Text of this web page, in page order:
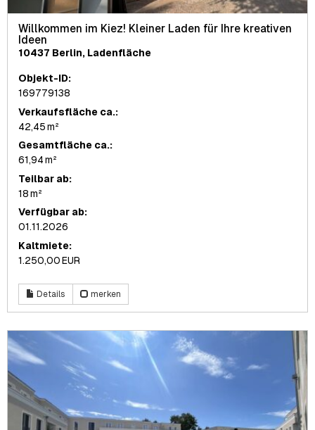
Willkommen im Kiez! Kleiner Laden für Ihre kreativen
Ideen
10437 Berlin, Ladenfläche
Objekt-ID:
169779138
Verkaufsfläche ca.:
42,45 m²
Gesamtfläche ca.:
61,94 m²
Teilbar ab:
18 m²
Verfügbar ab:
01.11.2026
Kaltmiete:
1.250,00 EUR
Details merken